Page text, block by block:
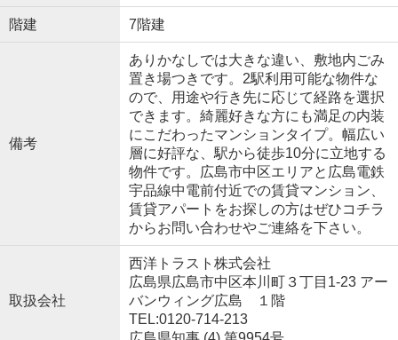
階建 7階建
備考
ありかなしでは大きな違い、敷地内ごみ
置き場つきです。2駅利用可能な物件な
ので、用途や行き先に応じて経路を選択
できます。綺麗好きな方にも満足の内装
にこだわったマンションタイプ。幅広い
層に好評な、駅から徒歩10分に立地する
物件です。広島市中区エリアと広島電鉄
宇品線中電前付近での賃貸マンション、
賃貸アパートをお探しの方はぜひコチラ
からお問い合わせやご連絡を下さい。
取扱会社
西洋トラスト株式会社
広島県広島市中区本川町３丁目1-23 アー
バンウィング広島 １階
TEL:0120-714-213